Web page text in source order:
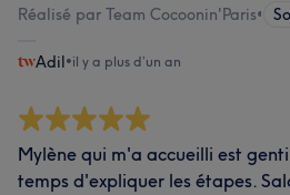
Réalisé par Team Cocoonin'Paris•
Adil•il y a plus d’un an
Mylène qui m'a accueilli est
temps d'expliquer les étapes.